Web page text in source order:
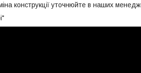
конструкції уточнюйте в наших